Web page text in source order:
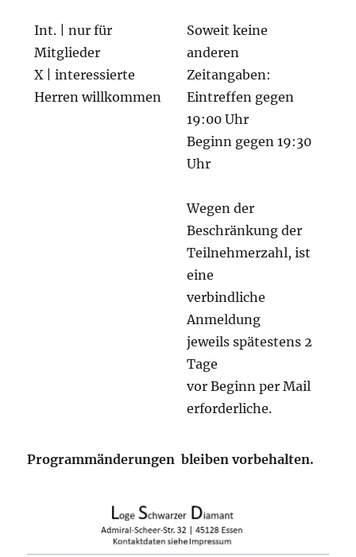
Int. | nur für
Mitglieder
X | interessierte
Herren willkommen
Soweit keine
anderen
Zeitangaben:
Eintreffen gegen
19:00 Uhr
Beginn gegen 19:30
Uhr
Wegen der
Beschränkung der
Teilnehmerzahl, ist
eine
verbindliche
Anmeldung
jeweils spätestens 2
Tage
vor Beginn per Mail
erforderliche.
Programmänderungen bleiben vorbehalten.